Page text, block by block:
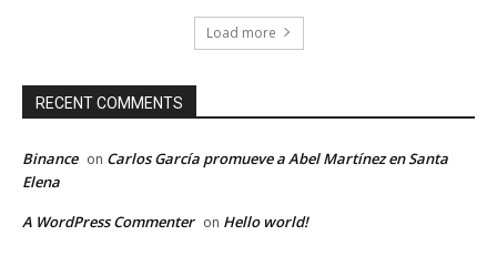
Load more
RECENT COMMENTS
Binance on Carlos García promueve a Abel Martínez en Santa
Elena
A WordPress Commenter on Hello world!